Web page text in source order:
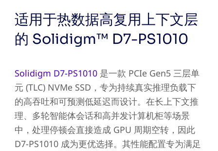
适用于热数据高复用上下文层
的 Solidigm™ D7-PS1010
Solidigm D7-PS1010是一款 PCIe Gen5 三层单
元 (TLC) NVMe SSD，专为持续真实推理负载下
的高吞吐和可预测低延迟而设计。在长上下文推
理、多轮智能体会话和高并发计算机柜等场景
中，处理停顿会直接造成 GPU 周期空转，因此
D7-PS1010 成为更优选择。其性能配置专为满足